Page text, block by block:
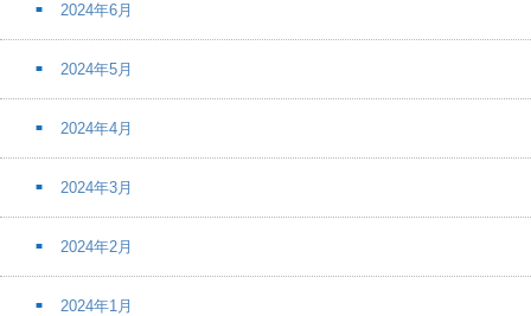
2024年6月
2024年5月
2024年4月
2024年3月
2024年2月
2024年1月